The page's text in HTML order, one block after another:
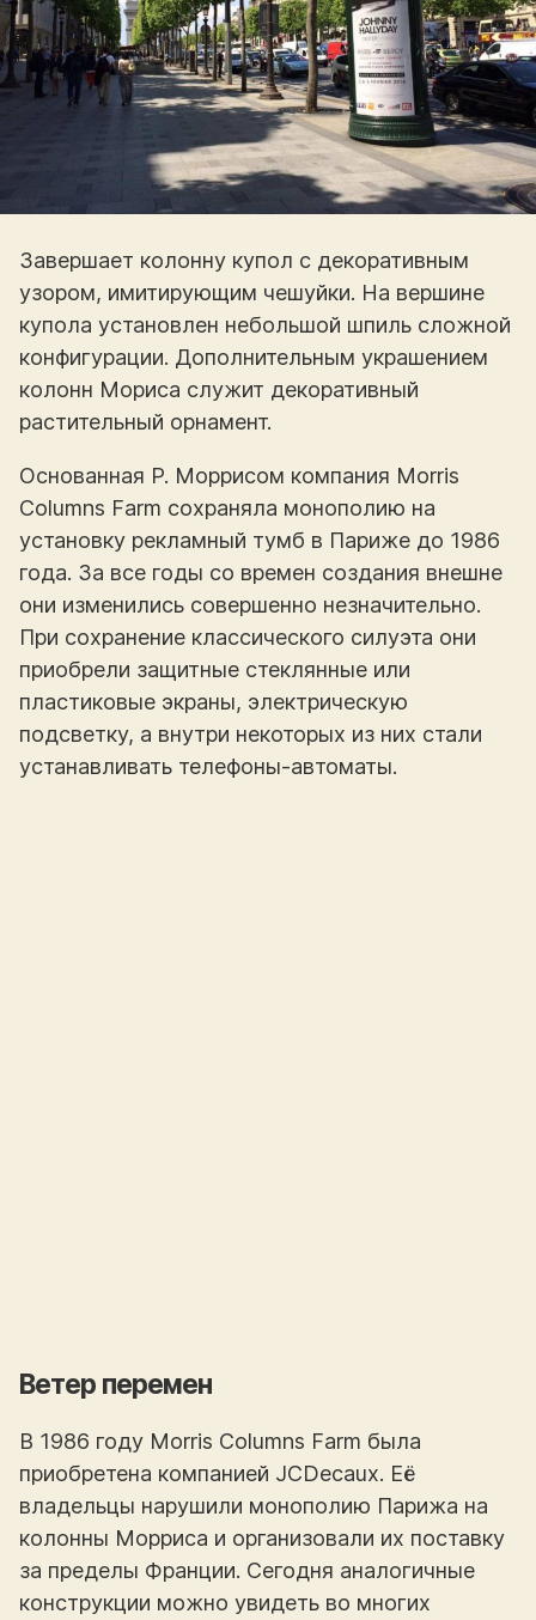
Завершает колонну купол с декоративным
узором, имитирующим чешуйки. На вершине
купола установлен небольшой шпиль сложной
конфигурации. Дополнительным украшением
колонн Мориса служит декоративный
растительный орнамент.
Основанная Р. Моррисом компания Morris
Columns Farm сохраняла монополию на
установку рекламный тумб в Париже до 1986
года. За все годы со времен создания внешне
они изменились совершенно незначительно.
При сохранение классического силуэта они
приобрели защитные стеклянные или
пластиковые экраны, электрическую
подсветку, а внутри некоторых из них стали
устанавливать телефоны-автоматы.
Ветер перемен
В 1986 году Morris Columns Farm была
приобретена компанией JCDecaux. Её
владельцы нарушили монополию Парижа на
колонны Морриса и организовали их поставку
за пределы Франции. Сегодня аналогичные
конструкции можно увидеть во многих